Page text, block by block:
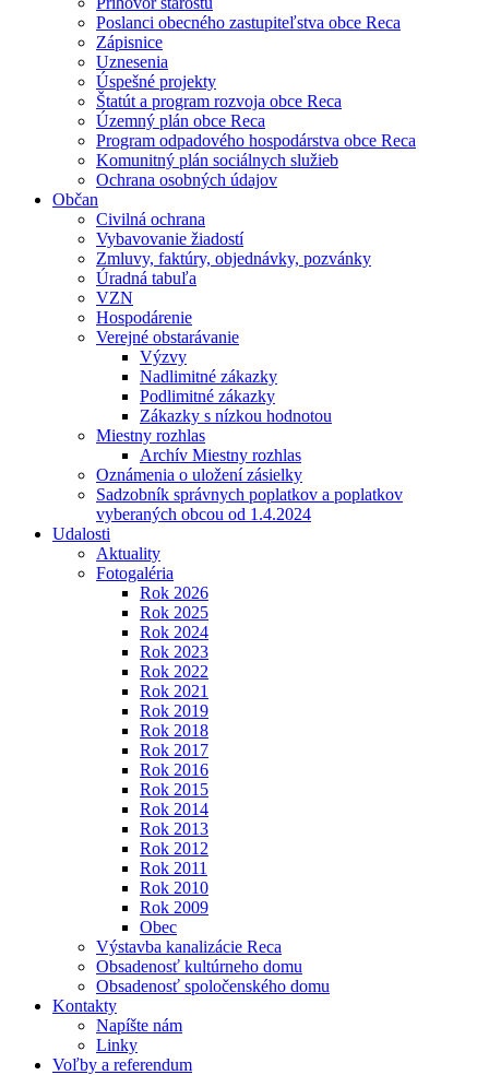
Poslanci obecného zastupiteľstva obce Reca
Zápisnice
Uznesenia
Úspešné projekty
Štatút a program rozvoja obce Reca
Územný plán obce Reca
Program odpadového hospodárstva obce Reca
Komunitný plán sociálnych služieb
Ochrana osobných údajov
Občan
Civilná ochrana
Vybavovanie žiadostí
Zmluvy, faktúry, objednávky, pozvánky
Úradná tabuľa
VZN
Hospodárenie
Verejné obstarávanie
Výzvy
Nadlimitné zákazky
Podlimitné zákazky
Zákazky s nízkou hodnotou
Miestny rozhlas
Archív Miestny rozhlas
Oznámenia o uložení zásielky
Sadzobník správnych poplatkov a poplatkov
vyberaných obcou od 1.4.2024
Udalosti
Aktuality
Fotogaléria
Rok 2026
Rok 2025
Rok 2024
Rok 2023
Rok 2022
Rok 2021
Rok 2019
Rok 2018
Rok 2017
Rok 2016
Rok 2015
Rok 2014
Rok 2013
Rok 2012
Rok 2011
Rok 2010
Rok 2009
Obec
Výstavba kanalizácie Reca
Obsadenosť kultúrneho domu
Obsadenosť spoločenského domu
Kontakty
Napíšte nám
Linky
Voľby a referendum